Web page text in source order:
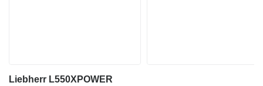
Liebherr L550XPOWER